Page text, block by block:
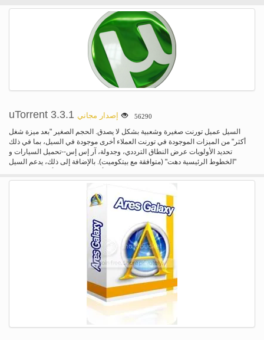
uTorrent 3.3.1 إصدار مجاني 56290
السيل عميل تورنت صغيرة وشعبية بشكل لا يصدق. الحجم الصغير "بعد ميزة شغل
أكثر" من الميزات الموجودة في تورنت العملاء أخرى موجودة في السيل، بما في ذلك
تحديد الأولويات عرض النطاق الترددي، وجدولة، آر إس إس--تحميل السيارات و
"الخطوط الرئيسية دهت" (متوافقة مع بيتكوميت). بالإضافة إلى ذلك، يدعم السيل
0.63 وأعلاه) وتبادل الأقران. كتب السيل الصديقة للموارد مع الكفاءة في الاعتبار.
ميغابايت من الذاكرة، مما يتيح لك استخدام الكمبيوتر كما لو أنه لم تكن هناك على
حجم. سكينابل ومترجمة رمز مختلف، استبدال رمز الرسم ووضع شريط الأدوات متاحة،
وخلق الخاصة بك بسيط جداً. السيل قد أيضا الدعم للتعريب، ومع ملف لغة الحالية،
سيتم التبديل تلقائياً إلى لغة النظام الخاص بك. إذا لم تكن اللغة الخاصة بك متوفرة،
يمكنك بسهولة إضافة الخاصة بك، أو تحرير الترجمات الأخرى القائمة لتحسين لهم!
بنشاط يضع البلدان المتقدمة النمو وتحسين المطور في الكثير من الوقت في العمل
على ميزات وجعل الأمور أكثر سهولة في الاستخدام. يأتي الإفراج فقط الخروج عندما
تكون مستعدا، مع عدم وجود ضغوط الجدول الزمني، حيث أن بعض العلل التي تظهر هي